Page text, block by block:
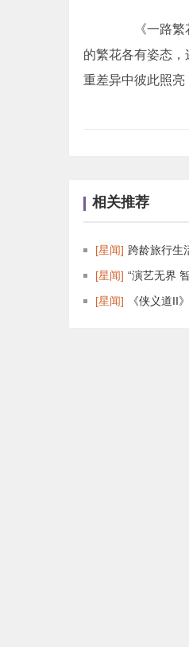
《一路繁花
的繁花各有姿态
重差异中彼此照亮
相关推荐
[星闻] 跨龄旅行生
[星闻] “演艺无界
[星闻]
《侠义道II